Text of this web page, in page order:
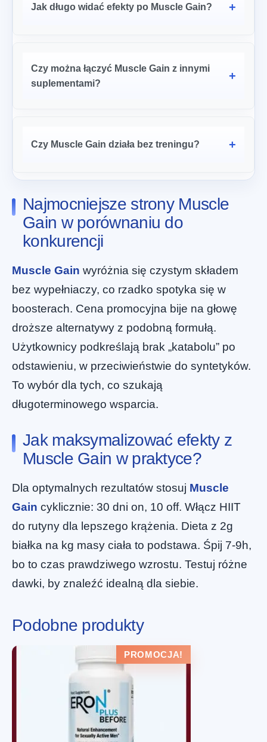
Jak długo widać efekty po Muscle Gain?
Czy można łączyć Muscle Gain z innymi
suplementami?
Czy Muscle Gain działa bez treningu?
Najmocniejsze strony Muscle
Gain w porównaniu do
konkurencji
Muscle Gain wyróżnia się czystym składem
bez wypełniaczy, co rzadko spotyka się w
boosterach. Cena promocyjna bije na głowę
droższe alternatywy z podobną formułą.
Użytkownicy podkreślają brak „katabolu” po
odstawieniu, w przeciwieństwie do syntetyków.
To wybór dla tych, co szukają
długoterminowego wsparcia.
Jak maksymalizować efekty z
Muscle Gain w praktyce?
Dla optymalnych rezultatów stosuj Muscle
Gain cyklicznie: 30 dni on, 10 off. Włącz HIIT
do rutyny dla lepszego krążenia. Dieta z 2g
białka na kg masy ciała to podstawa. Śpij 7-9h,
bo to czas prawdziwego wzrostu. Testuj różne
dawki, by znaleźć idealną dla siebie.
Podobne produkty
PROMOCJA!